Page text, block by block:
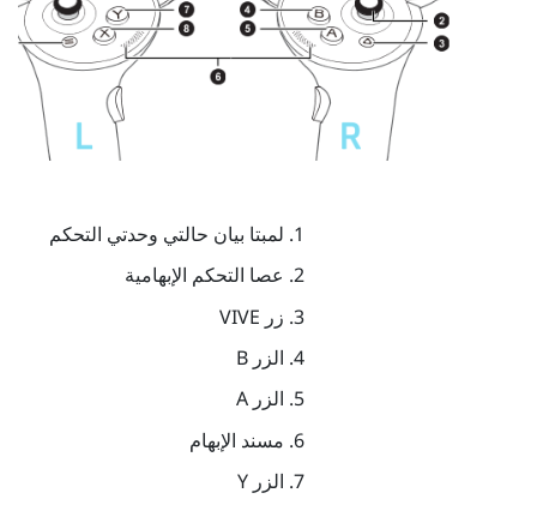
لمبتا بيان حالتي وحدتي التحكم
عصا التحكم الإبهامية
زر VIVE
الزرB
الزرA
مسند الإبهام
الزرY